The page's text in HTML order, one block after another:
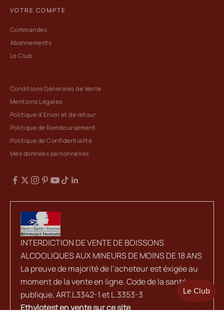
VOTRE COMPTE
Commandes
Abonnements
Le Club
Conditions Générales de Vente
Mentions Légales
Politique d'Envoi et de retour
Politique de Remboursement
Politique de Confidentialité
Mes données personnelles
INTERDICTION DE VENTE DE BOISSONS
ALCOOLIQUES AUX MINEURS DE MOINS DE 18 ANS
La preuve de majorité de l’acheteur est éxigée au
moment de la vente en ligne. Code de la santé
publique, ART.L3342-1 et L.3353-3
Ethylotest en vente sur ce site